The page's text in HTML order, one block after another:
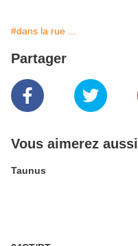
#dans la rue ...
Partager
Vous aimerez aussi
Taunus